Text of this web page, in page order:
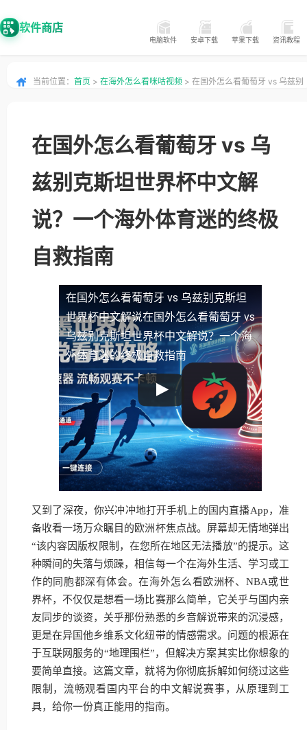
软件商店
电脑软件 安卓下载 苹果下载 资讯教程
当前位置： 首页 > 在海外怎么看咪咕视频 > 在国外怎么看葡萄牙 vs 乌兹别
在国外怎么看葡萄牙 vs 乌
兹别克斯坦世界杯中文解
说？一个海外体育迷的终极
自救指南
在国外怎么看葡萄牙 vs 乌兹别克斯坦
世界杯中文解说在国外怎么看葡萄牙 vs
乌兹别克斯坦世界杯中文解说？一个海
外体育迷的终极自救指南
又到了深夜，你兴冲冲地打开手机上的国内直播App，准
备收看一场万众瞩目的欧洲杯焦点战。屏幕却无情地弹出
“该内容因版权限制，在您所在地区无法播放”的提示。这
种瞬间的失落与烦躁，相信每一个在海外生活、学习或工
作的同胞都深有体会。在海外怎么看欧洲杯、NBA或世
界杯，不仅仅是想看一场比赛那么简单，它关乎与国内亲
友同步的谈资，关乎那份熟悉的乡音解说带来的沉浸感，
更是在异国他乡维系文化纽带的情感需求。问题的根源在
于互联网服务的“地理围栏”，但解决方案其实比你想象的
要简单直接。这篇文章，就将为你彻底拆解如何绕过这些
限制，流畅观看国内平台的中文解说赛事，从原理到工
具，给你一份真正能用的指南。